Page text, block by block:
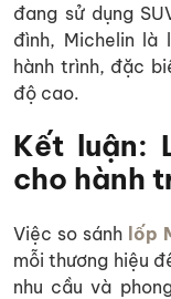
đang sử dụng
đình, Michelin là
hành trình, đặc
độ cao.
Kết luận:
cho hành
Việc so sánh lốp
mỗi thương hiệu
nhu cầu và